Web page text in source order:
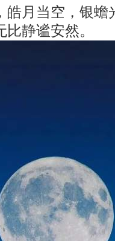
皓月当空，银
静谧安然。